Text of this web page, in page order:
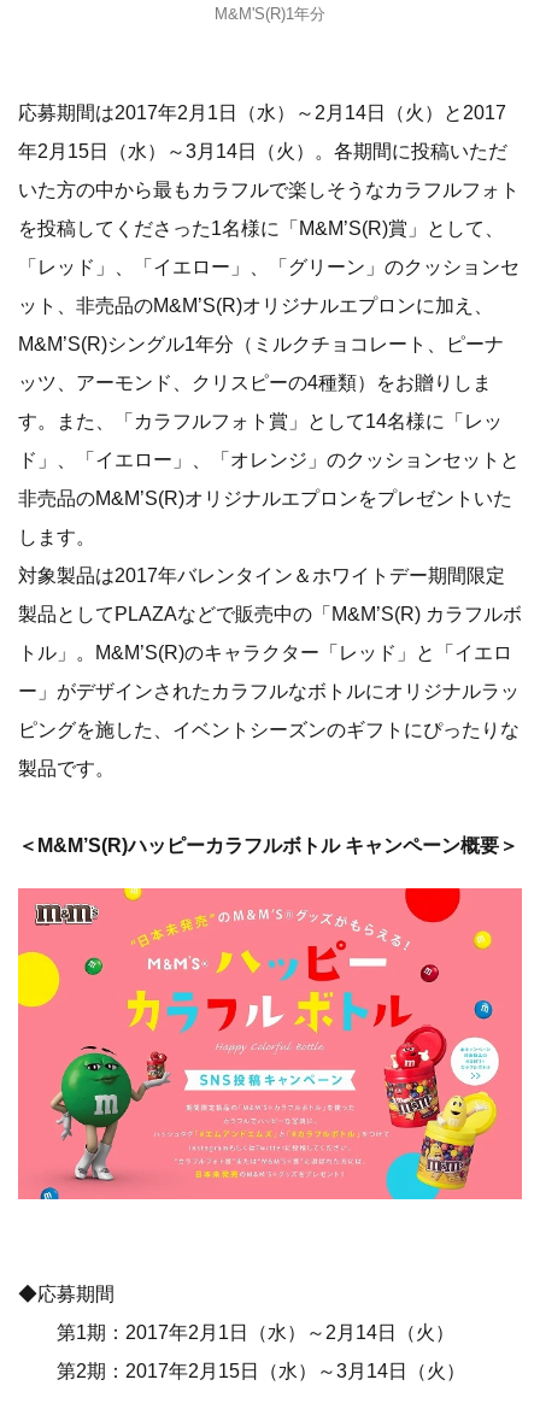
M&M'S(R)1年分
応募期間は2017年2月1日（水）～2月14日（火）と2017
年2月15日（水）～3月14日（火）。各期間に投稿いただ
いた方の中から最もカラフルで楽しそうなカラフルフォト
を投稿してくださった1名様に「M&M’S(R)賞」として、
「レッド」、「イエロー」、「グリーン」のクッションセ
ット、非売品のM&M’S(R)オリジナルエプロンに加え、
M&M’S(R)シングル1年分（ミルクチョコレート、ピーナ
ッツ、アーモンド、クリスピーの4種類）をお贈りしま
す。また、「カラフルフォト賞」として14名様に「レッ
ド」、「イエロー」、「オレンジ」のクッションセットと
非売品のM&M’S(R)オリジナルエプロンをプレゼントいた
します。
対象製品は2017年バレンタイン＆ホワイトデー期間限定
製品としてPLAZAなどで販売中の「M&M’S(R) カラフルボ
トル」。M&M’S(R)のキャラクター「レッド」と「イエロ
ー」がデザインされたカラフルなボトルにオリジナルラッ
ピングを施した、イベントシーズンのギフトにぴったりな
製品です。
＜M&M’S(R)ハッピーカラフルボトル キャンペーン概要＞
◆応募期間
第1期：2017年2月1日（水）～2月14日（火）
第2期：2017年2月15日（水）～3月14日（火）